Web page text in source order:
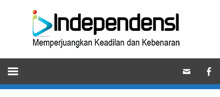
Memperjuangkan
Keadilan
dan